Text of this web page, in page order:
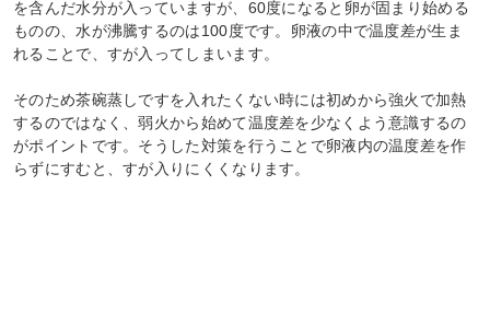
を含んだ水分が入っていますが、60度になると卵が固まり始める
ものの、水が沸騰するのは100度です。卵液の中で温度差が生ま
れることで、すが入ってしまいます。
そのため茶碗蒸しですを入れたくない時には初めから強火で加熱
するのではなく、弱火から始めて温度差を少なくよう意識するの
がポイントです。そうした対策を行うことで卵液内の温度差を作
らずにすむと、すが入りにくくなります。